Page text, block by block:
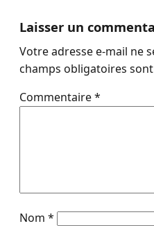
Laisser un
Votre adresse e-mail ne
champs obligatoires
Commentaire*
Nom *